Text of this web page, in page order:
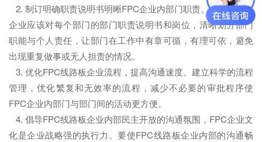
2. 制订明确职责说明书明晰FPC企业内部门职责。FPC线路板
企业应该对每个部门的部门职责说明书和岗位，清晰划分部门
职能与个人责任，让部门在工作中有章可循，有理可依，避免
出现重复做事或无人担责的情况。
3. 优化FPC线路板企业流程，提高沟通速度。建立科学的流程
管理，优化繁复和无效率的流程，减少不必要的审批程序使
FPC企业内部门与部门间的活动更方便。
4. 倡导FPC线路板企业内部民主开放的沟通氛围，FPC企业文
化是企业战略强的执行力。要使FPC线路板企业内部的沟通畅